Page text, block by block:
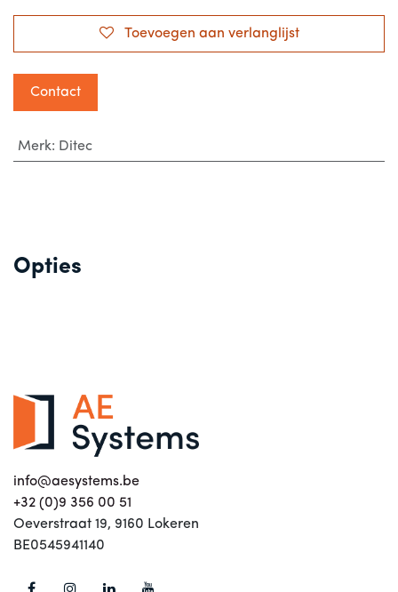
Toevoegen aan verlanglijst
Contact
Merk: Ditec
Opties
info@aesystems.be
+32 (0)9 356 00 51
Oeverstraat 19, 9160 Lokeren
BE0545941140